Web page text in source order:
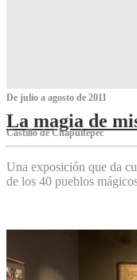
De julio a agosto de 2011
La magia de
Castillo de Chapultepec
Una exposición que da
de los 40 pueblos